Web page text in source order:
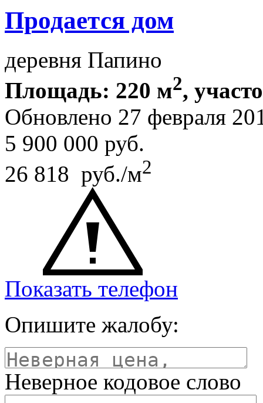
Продается дом
деревня Папино
Площадь: 220 м2,
Обновлено 27 февраля
5 900 000 руб.
26 818 руб./м2
Показать телефон
Опишите жалобу:
Неверное кодовое слово